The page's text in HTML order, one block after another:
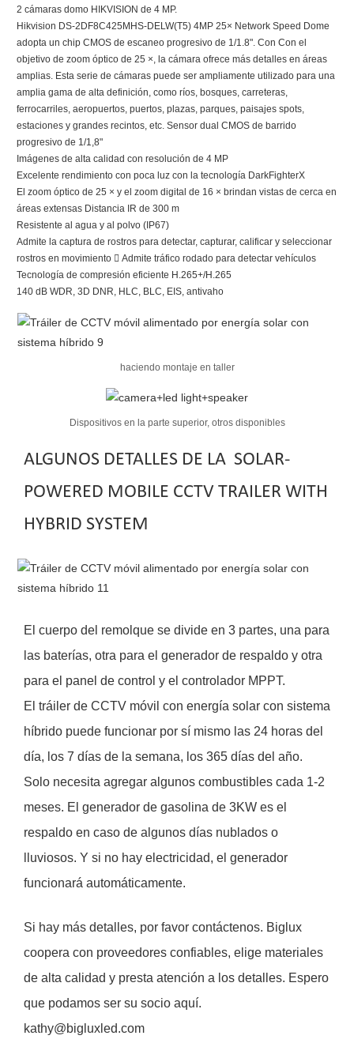
2 cámaras domo HIKVISION de 4 MP.
Hikvision DS-2DF8C425MHS-DELW(T5) 4MP 25× Network Speed ​​Dome
adopta un chip CMOS de escaneo progresivo de 1/1.8". Con Con el
objetivo de zoom óptico de 25 ×, la cámara ofrece más detalles en áreas
amplias. Esta serie de cámaras puede ser ampliamente utilizado para una
amplia gama de alta definición, como ríos, bosques, carreteras,
ferrocarriles, aeropuertos, puertos, plazas, parques, paisajes spots,
estaciones y grandes recintos, etc. Sensor dual CMOS de barrido
progresivo de 1/1,8"
Imágenes de alta calidad con resolución de 4 MP
Excelente rendimiento con poca luz con la tecnología DarkFighterX
El zoom óptico de 25 × y el zoom digital de 16 × brindan vistas de cerca en
áreas extensas Distancia IR de 300 m
Resistente al agua y al polvo (IP67)
Admite la captura de rostros para detectar, capturar, calificar y seleccionar
rostros en movimiento  Admite tráfico rodado para detectar vehículos
Tecnología de compresión eficiente H.265+/H.265
140 dB WDR, 3D DNR, HLC, BLC, EIS, antivaho
haciendo montaje en taller
Dispositivos en la parte superior, otros disponibles
ALGUNOS DETALLES DE LA SOLAR-
POWERED MOBILE CCTV TRAILER WITH
HYBRID SYSTEM
El cuerpo del remolque se divide en 3 partes, una para
las baterías, otra para el generador de respaldo y otra
para el panel de control y el controlador MPPT.
El tráiler de CCTV móvil con energía solar con sistema
híbrido puede funcionar por sí mismo las 24 horas del
día, los 7 días de la semana, los 365 días del año.
Solo necesita agregar algunos combustibles cada 1-2
meses. El generador de gasolina de 3KW es el
respaldo en caso de algunos días nublados o
lluviosos. Y si no hay electricidad, el generador
funcionará automáticamente.
Si hay más detalles, por favor contáctenos. Biglux
coopera con proveedores confiables, elige materiales
de alta calidad y presta atención a los detalles. Espero
que podamos ser su socio aquí.
kathy@bigluxled.com